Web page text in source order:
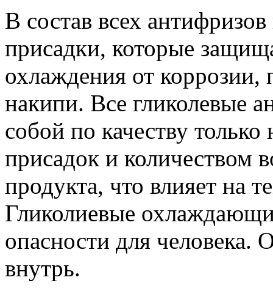
В состав всех
присадки, которые
охлаждения от коррозии,
накипи. Все гликолевые
собой по качеству
присадок и количеством
продукта, что влияет на
Гликолиевые
опасности для человека.
внутрь.